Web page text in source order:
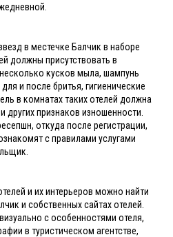
в местечке Балчик в наборе
должны присутствовать в
кусков мыла, шампунь
и после бритья, гигиенические
в комнатах таких отелей должна
других признаков изношенности.
откуда после регистрации,
с правилами услугами
и их интерьеров можно найти
и собственных сайтах отелей.
с особенностями отеля,
в туристическом агентстве,